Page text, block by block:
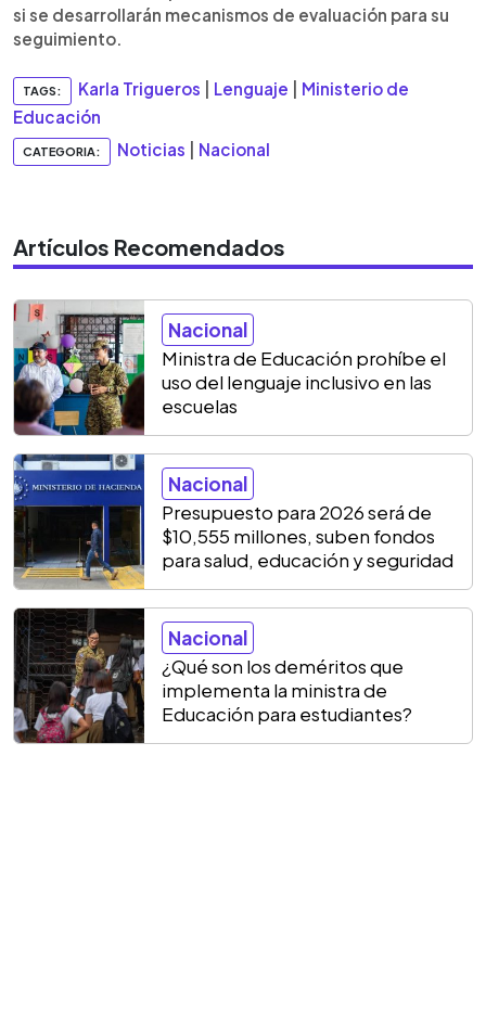
si se desarrollarán mecanismos de evaluación para su
seguimiento.
TAGS: Karla Trigueros Lenguaje
Ministerio de
Educación
CATEGORIA: Noticias Nacional
Artículos Recomendados
Nacional
Ministra de Educación prohíbe el
uso del lenguaje inclusivo en las
escuelas
Nacional
Presupuesto para 2026 será de
$10,555 millones, suben fondos
para salud, educación y seguridad
Nacional
¿Qué son los deméritos que
implementa la ministra de
Educación para estudiantes?